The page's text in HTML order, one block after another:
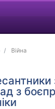
Війна
з